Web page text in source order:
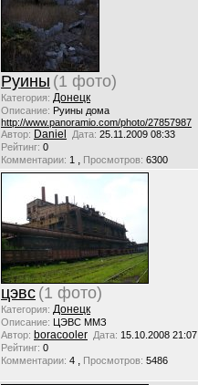
Руины (1 фото)
Категория: Донецк
Описание: Руины дома
http://www.panoramio.com/photo/27857987
Автор: Daniel Дата: 25.11.2009 08:33
Рейтинг: 0
Комментарии: 1 , Просмотров: 6300
цэвс (1 фото)
Категория: Донецк
Описание: ЦЭВС ММЗ
Автор: boracooler Дата: 15.10.2008 21:07
Рейтинг: 0
Комментарии: 4 , Просмотров: 5486